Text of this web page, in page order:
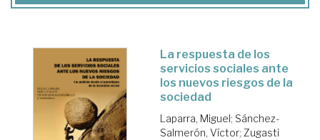
La respuesta de los
servicios sociales ante
los nuevos riesgos de la
sociedad
Laparra, Miguel; Sánchez-
Salmerón, Víctor; Zugasti